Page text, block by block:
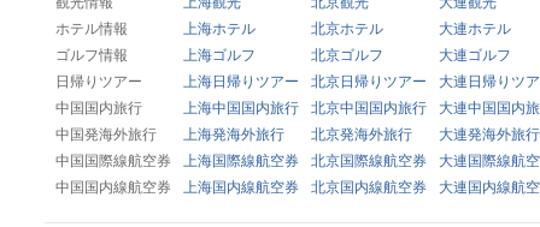
ホテル情報
上海ホテル 北京ホテル
大連ホテル
ゴルフ情報
上海ゴルフ 北京ゴルフ
大連ゴルフ
日帰りツアー
上海日帰りツアー 北京日帰りツアー
大連日帰りツ
中国国内旅行
上海中国国内旅行 北京中国国内旅行
大連中国国内
中国発海外旅行
上海発海外旅行 北京発海外旅行
大連発海外旅行
中国国際線航空券
上海国際線航空券 北京国際線航空券
大連国際線航
中国国内線航空券
上海国内線航空券 北京国内線航空券 大連国内線航